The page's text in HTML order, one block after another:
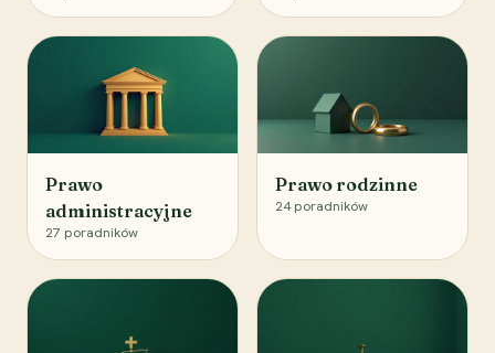
Prawo
administracyjne
27 poradników
Prawo rodzinne
24 poradników